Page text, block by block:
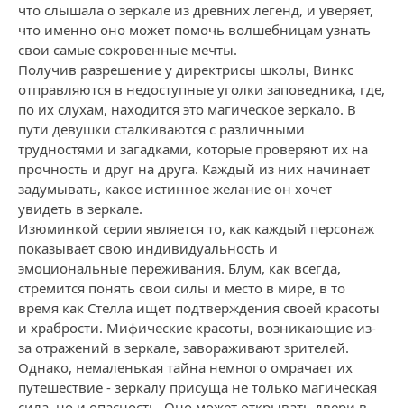
что слышала о зеркале из древних легенд, и уверяет,
что именно оно может помочь волшебницам узнать
свои самые сокровенные мечты.
Получив разрешение у директрисы школы, Винкс
отправляются в недоступные уголки заповедника, где,
по их слухам, находится это магическое зеркало. В
пути девушки сталкиваются с различными
трудностями и загадками, которые проверяют их на
прочность и друг на друга. Каждый из них начинает
задумывать, какое истинное желание он хочет
увидеть в зеркале.
Изюминкой серии является то, как каждый персонаж
показывает свою индивидуальность и
эмоциональные переживания. Блум, как всегда,
стремится понять свои силы и место в мире, в то
время как Стелла ищет подтверждения своей красоты
и храбрости. Мифические красоты, возникающие из-
за отражений в зеркале, завораживают зрителей.
Однако, немаленькая тайна немного омрачает их
путешествие - зеркалу присуща не только магическая